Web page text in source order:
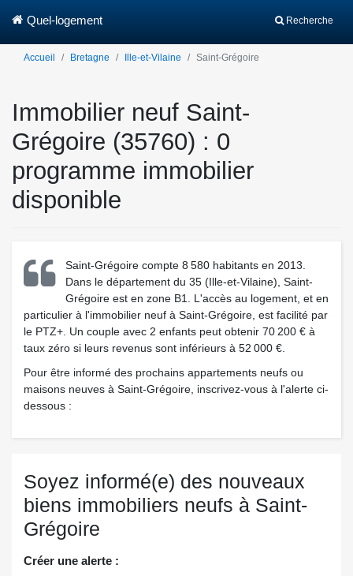
Recherche
Quel-logement
Accueil Bretagne Ille-et-Vilaine Saint-Grégoire
Immobilier neuf Saint-
Grégoire (35760) : 0
programme immobilier
disponible
Saint-Grégoire compte 8 580 habitants en 2013.
Dans le département du 35 (Ille-et-Vilaine), Saint-
Grégoire est en zone B1. L'accès au logement, et en
particulier à l'immobilier neuf à Saint-Grégoire, est facilité par
le PTZ+. Un couple avec 2 enfants peut obtenir 70 200 € à
taux zéro si leurs revenus sont inférieurs à 52 000 €.
Pour être informé des prochains appartements neufs ou
maisons neuves à Saint-Grégoire, inscrivez-vous à l'alerte ci-
dessous :
Soyez informé(e) des nouveaux
biens immobiliers neufs à Saint-
Grégoire
Créer une alerte :